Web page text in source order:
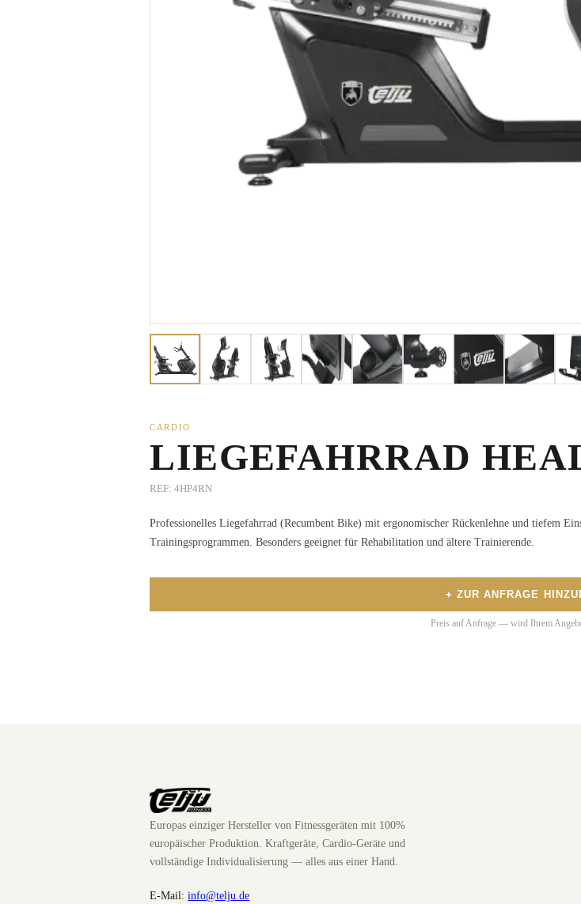
CARDIO
LIEGEFAHRRAD
REF:4HP4RN
Professionelles Liegefahrrad (Recumbent Bike) mit ergonomischer Rückenlehne und tiefem
Trainingsprogrammen. Besonders geeignet für Rehabilitation und ältere Trainierende.
+ ZUR ANFRAGE
Preis auf Anfrage — wird Ihrem
Europas einziger Hersteller von Fitnessgeräten mit 100%
europäischer Produktion. Kraftgeräte, Cardio-Geräte und
vollständige Individualisierung — alles aus einer Hand.
E-Mail: info@telju.de